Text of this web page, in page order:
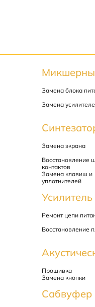
Замена блока
Замена
Замена экрана
Восстановление
контактов
Замена клавиш и
уплотнителей
Ремонт цепи
Восстановление
Прошивка
Замена кнопки
Сабвуфер